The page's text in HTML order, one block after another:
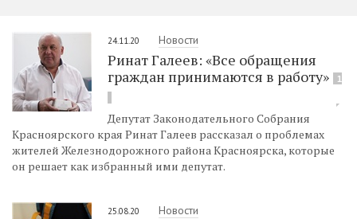
24.11.20 Новости
Ринат Галеев: «Все обращения
граждан принимаются в работу»
1
Депутат Законодательного Собрания
Красноярского края Ринат Галеев рассказал о проблемах
жителей Железнодорожного района Красноярска, которые
он решает как избранный ими депутат.
25.08.20 Новости